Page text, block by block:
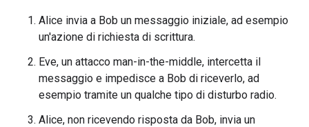
Alice invia a Bob un messaggio iniziale, ad esempio
un'azione di richiesta di scrittura.
Eve, un attacco man-in-the-middle, intercetta il
messaggio e impedisce a Bob di riceverlo, ad
esempio tramite un qualche tipo di disturbo radio.
Alice, non ricevendo risposta da Bob, invia un